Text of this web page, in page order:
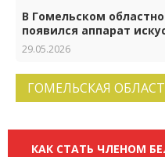
В Гомельском
появился аппарат
лёгких нового
29.05.2026
ГОМЕЛЬСКАЯ
КАК СТАТЬ ЧЛЕНОМ